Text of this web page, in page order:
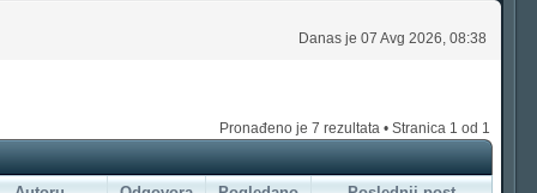
Danas je 07 Avg 2026, 08:38
Pronađeno je 7 rezultata • Stranica 1 od 1